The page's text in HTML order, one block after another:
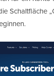
Schaltfläche